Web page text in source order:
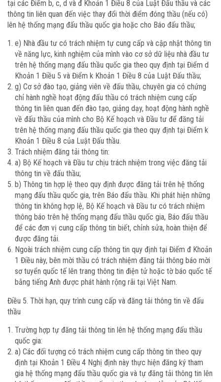
tại các Điểm b, c, d và đ Khoản 1 Điều 8 của Luật Đấu thầu và các
thông tin liên quan đến việc thay đổi thời điểm đóng thầu (nếu có)
lên hệ thống mạng đấu thầu quốc gia hoặc cho Báo đấu thầu;
e) Nhà đầu tư có trách nhiệm tự cung cấp và cập nhật thông tin
về năng lực, kinh nghiệm của mình vào cơ sở dữ liệu nhà đầu tư
trên hệ thống mạng đấu thầu quốc gia theo quy định tại Điểm d
Khoản 1 Điều 5 và Điểm k Khoản 1 Điều 8 của Luật Đấu thầu;
g) Cơ sở đào tạo, giảng viên về đấu thầu, chuyên gia có chứng
chỉ hành nghề hoạt động đấu thầu có trách nhiệm cung cấp
thông tin liên quan đến đào tạo, giảng dạy, hoạt động hành nghề
về đấu thầu của mình cho Bộ Kế hoạch và Đầu tư để đăng tải
trên hệ thống mạng đấu thầu quốc gia theo quy định tại Điểm k
Khoản 1 Điều 8 của Luật Đấu thầu.
Trách nhiệm đăng tải thông tin:
a) Bộ Kế hoạch và Đầu tư chịu trách nhiệm trong việc đăng tải
thông tin về đấu thầu;
b) Thông tin hợp lệ theo quy định được đăng tải trên hệ thống
mạng đấu thầu quốc gia, trên Báo đấu thầu. Khi phát hiện những
thông tin không hợp lệ, Bộ Kế hoạch và Đầu tư có trách nhiệm
thông báo trên hệ thống mạng đấu thầu quốc gia, Báo đấu thầu
để các đơn vị cung cấp thông tin biết, chỉnh sửa, hoàn thiện để
được đăng tải.
Ngoài trách nhiệm cung cấp thông tin quy định tại Điểm đ Khoản
1 Điều này, bên mời thầu có trách nhiệm đăng tải thông báo mời
sơ tuyển quốc tế lên trang thông tin điện tử hoặc tờ báo quốc tế
bằng tiếng Anh được phát hành rộng rãi tại Việt Nam.
Điều 5. Thời hạn, quy trình cung cấp và đăng tải thông tin về đấu
thầu
Trường hợp tự đăng tải thông tin lên hệ thống mạng đấu thầu
quốc gia:
a) Các đối tượng có trách nhiệm cung cấp thông tin theo quy
định tại Khoản 1 Điều 4 Nghị định này thực hiện đăng ký tham
gia hệ thống mạng đấu thầu quốc gia và tự đăng tải thông tin lên